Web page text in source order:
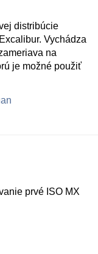
distribúcie
Vychádza
na
je možné použiť
prvé ISO MX